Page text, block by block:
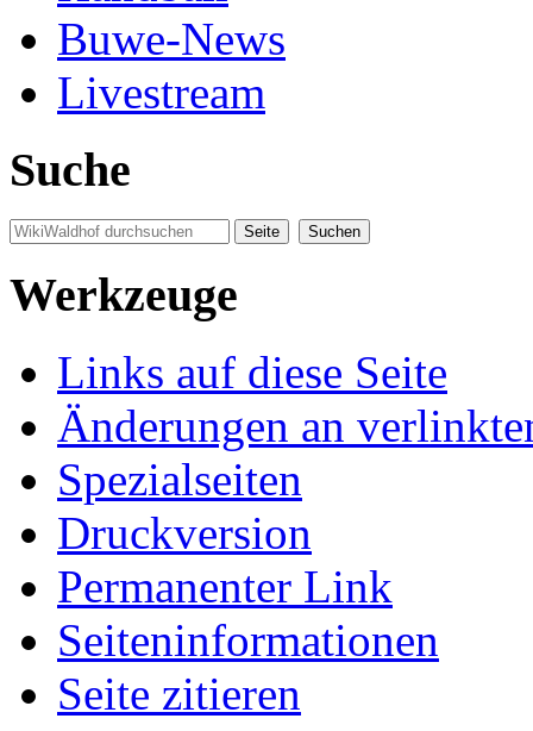
Buwe-News
Livestream
Suche
Werkzeuge
Links auf diese Seite
Änderungen an
Spezialseiten
Druckversion
Permanenter Link
Seiten­informationen
Seite zitieren